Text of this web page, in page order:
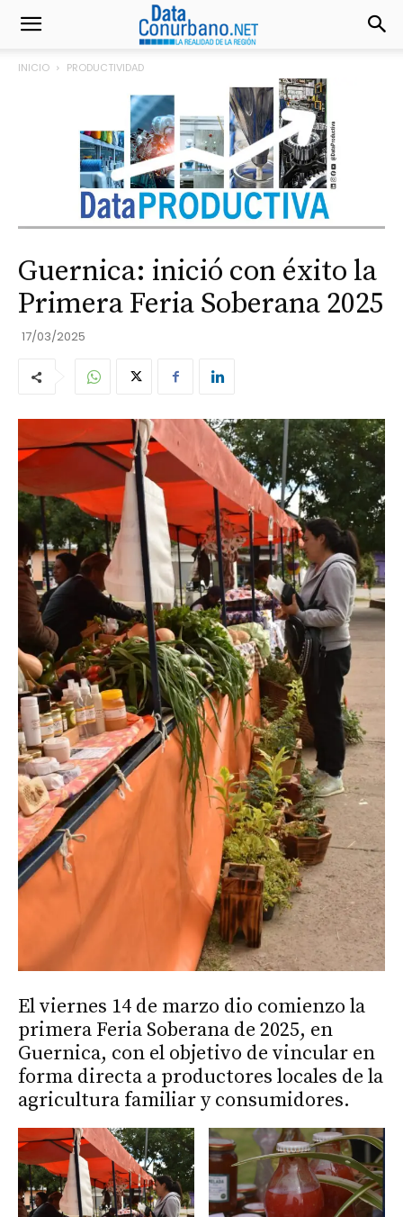
INICIO PRODUCTIVIDAD
Guernica: inició con éxito la
Primera Feria Soberana 2025
17/03/2025
El viernes 14 de marzo dio comienzo la
primera Feria Soberana de 2025, en
Guernica, con el objetivo de vincular en
forma directa a productores locales de la
agricultura familiar y consumidores.